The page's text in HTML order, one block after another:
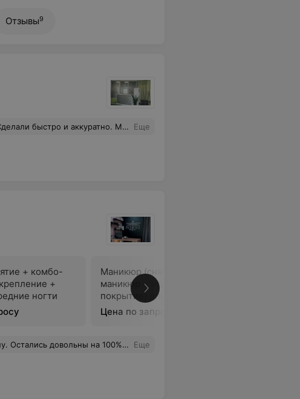
Отзывы9
такие. Очень понравился педикюр, кожа мягкая и гладкая. Еще
+ комбо-
+
ногти
Маникюр (снятие + комбо-
маникюр + укрепление +
покрытие) длинные ногти
Цена по запросу
внимательная и профессионал своего дела. Рекомендую. Еще